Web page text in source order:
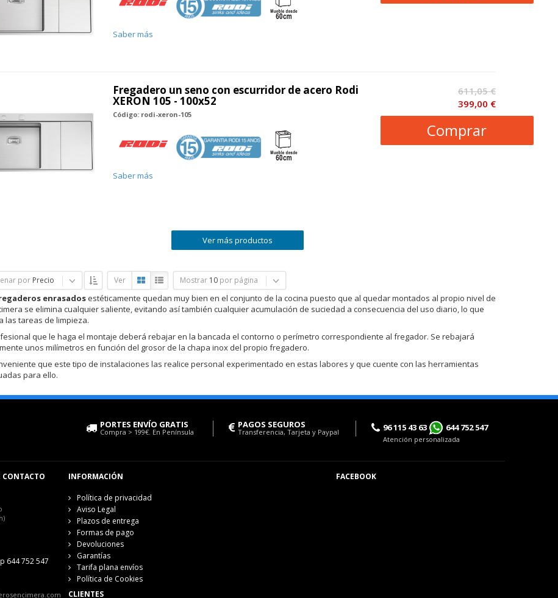
Saber más
Fregadero un seno con escurridor de acero Rodi
XERON 105 - 100x52
Código: rodi-xeron-105
Saber más
611,05 €
399,00 €
Comprar
Ver más productos
por Precio Ver Mostrar 10 por página
enrasadosestéticamente quedan muy bien en el conjunto de la cocina puesto que al quedar montados al propio nivel de
se elimina cualquier saliente, evitando así también cualquier acumulación de suciedad a consecuencia del uso diario, lo que
las tareas de limpieza.
que le haga el montaje deberá rebajar en la bancada el contorno o perímetro correspondiente al fregador. Se rebajará
unos milímetros en función del grosor de la chapa inox del propio fregadero.
que este tipo de instalaciones las realice personal experimentado en estas labores y que cuente con las herramientas
para ello.
PORTES ENVÍO GRATIS
Compra > 199€. En Península
PAGOS SEGUROS
Transferencia, Tarjeta y Paypal 96 115 43 63 644 752 547
Atención personalizada
CONTACTO
644 752 547
INFORMACIÓN
Política de privacidad
Aviso Legal
Plazos de entrega
Formas de pago
Devoluciones
Garantías
Tarifa plana envíos
Política de Cookies
CLIENTES
FACEBOOK